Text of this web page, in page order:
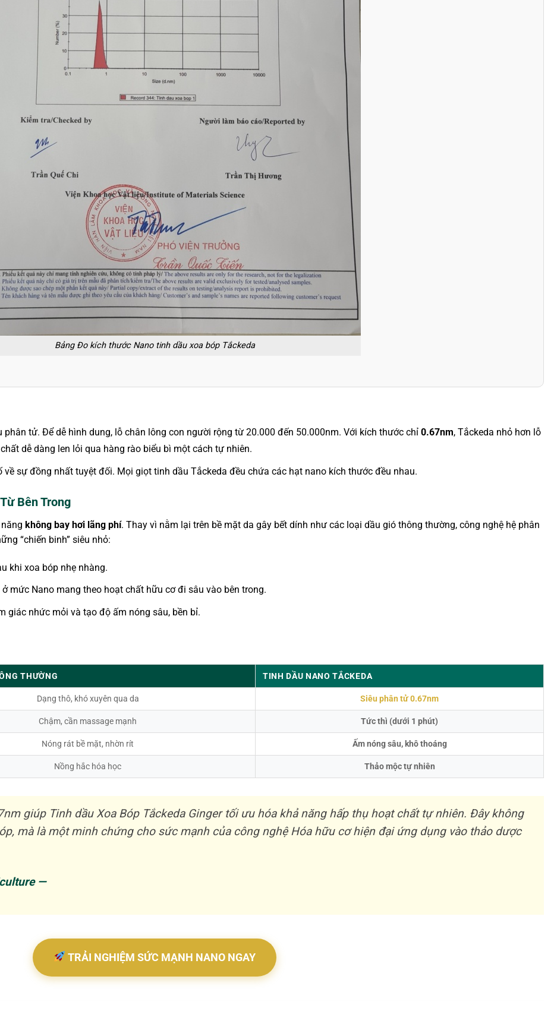
Bảng Đo kích thước Nano tinh dầu xoa bóp Tắckeda
phân tử. Để dễ hình dung, lỗ chân lông con người rộng từ 20.000 đến 50.000nm. Với kích thước chỉ 0.67nm, Tắckeda nhỏ hơn lỗ
dễ dàng len lỏi qua hàng rào biểu bì một cách tự nhiên.
về sự đồng nhất tuyệt đối. Mọi giọt tinh dầu Tắckeda đều chứa các hạt nano kích thước đều nhau.
Bên Trong
không bay hơi lãng phí. Thay vì nằm lại trên bề mặt da gây bết dính như các loại dầu gió thông thường, công nghệ hệ phân
“chiến binh” siêu nhỏ:
khi xoa bóp nhẹ nhàng.
mức Nano mang theo hoạt chất hữu cơ đi sâu vào bên trong.
giác nhức mỏi và tạo độ ấm nóng sâu, bền bỉ.
THƯỜNG TINH DẦU NANO TẮCKEDA
Dạng thô, khó xuyên qua da Siêu phân tử 0.67nm
Chậm, cần massage mạnh Tức thì (dưới 1 phút)
Nóng rát bề mặt, nhờn rít Ấm nóng sâu, khô thoáng
Nồng hắc hóa học Thảo mộc tự nhiên
giúp Tinh dầu Xoa Bóp Tắckeda Ginger tối ưu hóa khả năng hấp thụ hoạt chất tự nhiên. Đây không
mà là một minh chứng cho sức mạnh của công nghệ Hóa hữu cơ hiện đại ứng dụng vào thảo dược
—
TRẢI NGHIỆM SỨC MẠNH NANO NGAY